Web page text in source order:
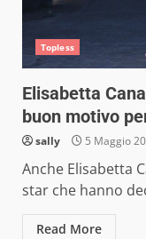
Topless
Elisabetta
buon motivo
sally 5 Maggio
Anche Elisabetta
star che hanno
Read More